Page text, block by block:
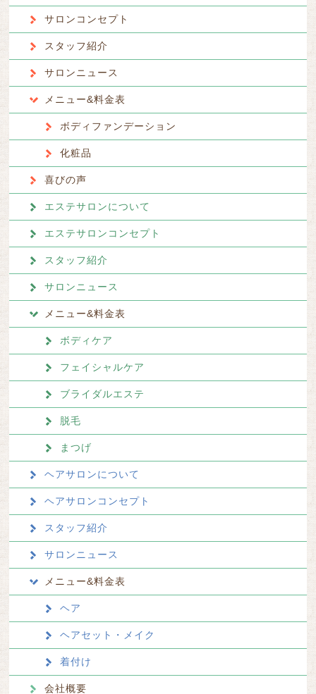
サロンコンセプト
スタッフ紹介
サロンニュース
メニュー&料金表
ボディファンデーション
化粧品
喜びの声
エステサロンについて
エステサロンコンセプト
スタッフ紹介
サロンニュース
メニュー&料金表
ボディケア
フェイシャルケア
ブライダルエステ
脱毛
まつげ
ヘアサロンについて
ヘアサロンコンセプト
スタッフ紹介
サロンニュース
メニュー&料金表
ヘア
ヘアセット・メイク
着付け
会社概要